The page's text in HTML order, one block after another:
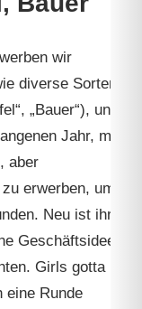
wir
diverse Sorten
„Bauer“), und
Jahr, mit
aber
erwerben, um
Neu ist ihre
Geschäftsidee,
Girls gotta
eine Runde